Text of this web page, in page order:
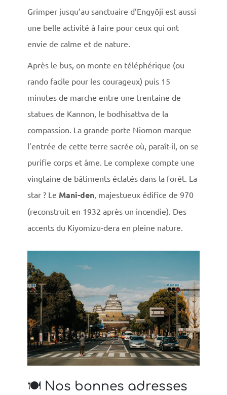
Grimper jusqu’au sanctuaire d’Engyōji est aussi
une belle activité à faire pour ceux qui ont
envie de calme et de nature.
Après le bus, on monte en téléphérique (ou
rando facile pour les courageux) puis 15
minutes de marche entre une trentaine de
statues de Kannon, le bodhisattva de la
compassion. La grande porte Niomon marque
l’entrée de cette terre sacrée où, paraît-il, on se
purifie corps et âme. Le complexe compte une
vingtaine de bâtiments éclatés dans la forêt. La
star ? Le Mani-den, majestueux édifice de 970
(reconstruit en 1932 après un incendie). Des
accents du Kiyomizu-dera en pleine nature.
🍽️ Nos bonnes adresses